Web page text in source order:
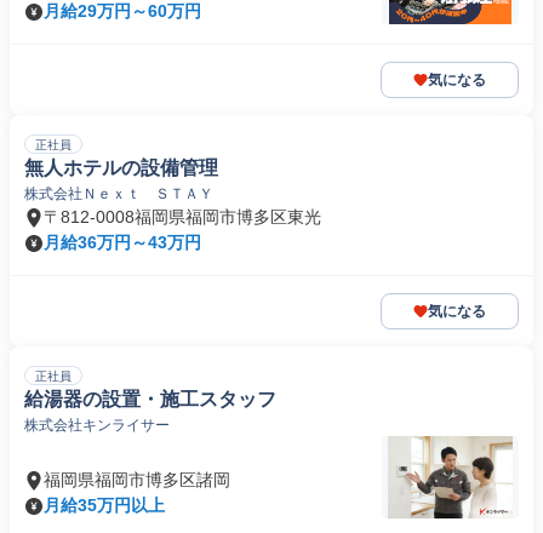
月給29万円～60万円
気になる
正社員
無人ホテルの設備管理
株式会社Ｎｅｘｔ ＳＴＡＹ
〒812-0008福岡県福岡市博多区東光
月給36万円～43万円
気になる
正社員
給湯器の設置・施工スタッフ
株式会社キンライサー
福岡県福岡市博多区諸岡
月給35万円以上